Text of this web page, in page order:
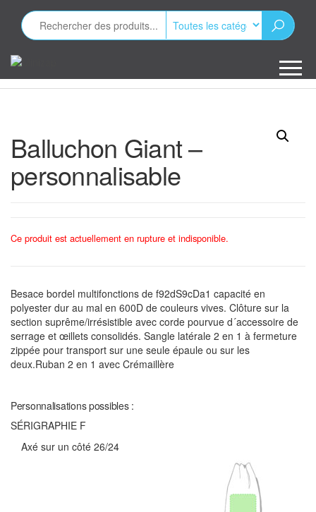
contenu
publicitaires
Balluchon Giant –
personnalisable
Ce produit est actuellement en rupture et indisponible.
Besace bordel multifonctions de f92dS9cDa1 capacité en
polyester dur au mal en 600D de couleurs vives. Clôture sur la
section suprême/irrésistible avec corde pourvue d´accessoire de
serrage et œillets consolidés. Sangle latérale 2 en 1 à fermeture
zippée pour transport sur une seule épaule ou sur les
deux.Ruban 2 en 1 avec Crémaillère
Personnalisations possibles :
SÉRIGRAPHIE F
Axé sur un côté 26/24